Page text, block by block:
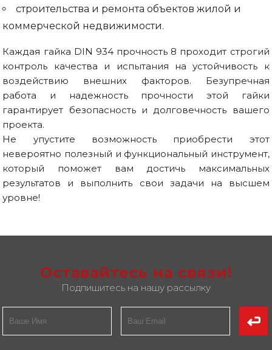
строительства и ремонта объектов жилой и
коммерческой недвижимости.
Каждая гайка DIN 934 прочность 8 проходит строгий
контроль качества и испытания на устойчивость к
воздействию внешних факторов. Безупречная
работа и надежность прочности этой гайки
гарантирует безопасность и долговечность вашего
проекта.
Не упустите возможность приобрести этот
невероятно полезный и функциональный инструмент,
который поможет вам достичь максимальных
результатов и выполнить свои задачи на высшем
уровне!
Оставайтесь на связи!
Подпишитесь на нашу рассылку